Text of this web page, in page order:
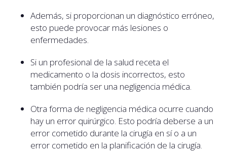
Además, si proporcionan un diagnóstico erróneo,
esto puede provocar más lesiones o
enfermedades.
Si un profesional de la salud receta el
medicamento o la dosis incorrectos, esto
también podría ser una negligencia médica.
Otra forma de negligencia médica ocurre cuando
hay un error quirúrgico. Esto podría deberse a un
error cometido durante la cirugía en sí o a un
error cometido en la planificación de la cirugía.